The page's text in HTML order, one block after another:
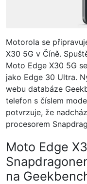
Motorola se
X30 5G v Číně.
Moto Edge X30 5G
jako Edge 30 Ultra.
webu databáze
telefon s číslem
potvrzuje, že
procesorem
Moto Edge
na